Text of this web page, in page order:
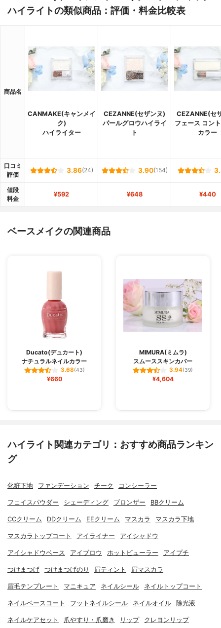
ハイライトの類似商品：評価・料金比較表
商品名
CANMAKE(キャンメイ
ク)
ハイライター
CEZANNE(セザンヌ)
パールグロウハイライ
ト
CEZANNE(セ
フェース コン
カラー
口コミ
評価
3.86(24) 3.90(154)
値段
料金
¥592 ¥648 ¥440
ベースメイクの関連商品
Ducato(デュカート)
ナチュラルネイルカラー
3.68(43)
¥660
MIMURA(ミムラ)
スムーススキンカバー
3.94(39)
¥4,604
ハイライト関連カテゴリ：おすすめ商品ランキン
グ
化粧下地 ファンデーション チーク コンシーラー
フェイスパウダー シェーディング ブロンザー BBクリーム
CCクリーム DDクリーム EEクリーム マスカラ マスカラ下地
マスカラトップコート アイライナー アイシャドウ
アイシャドウベース アイブロウ ホットビューラー アイプチ
つけまつげ つけまつげのり 眉ティント 眉マスカラ
眉毛テンプレート マニキュア ネイルシール ネイルトップコート
ネイルベースコート フットネイルシール ネイルオイル 除光液
ネイルケアセット 爪やすり・爪磨き リップ クレヨンリップ